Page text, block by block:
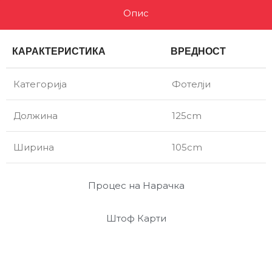
Опис
Процес на Нарачка
Штоф Карти
КАРАКТЕРИСТИКА ВРЕДНОСТ
Категорија Фотелји
Должина 125cm
Ширина 105cm